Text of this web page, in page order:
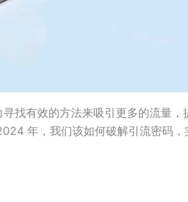
找有效的方法来吸引更多的流量
年，我们该如何破解引流密码